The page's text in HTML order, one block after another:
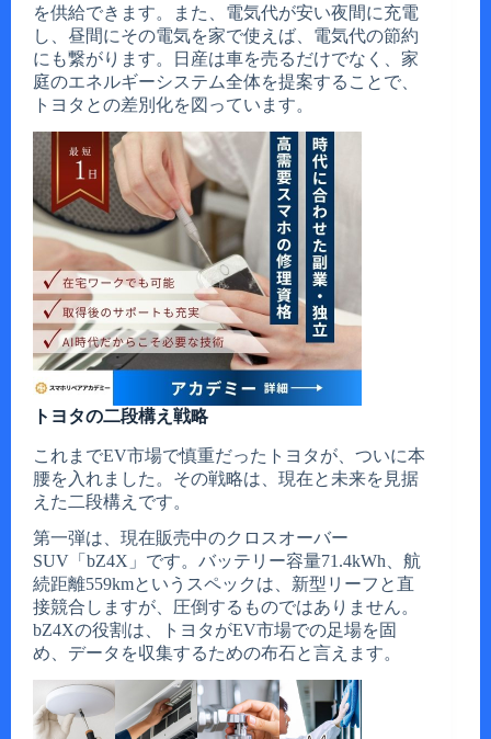
を供給できます。また、電気代が安い夜間に充電
し、昼間にその電気を家で使えば、電気代の節約
にも繋がります。日産は車を売るだけでなく、家
庭のエネルギーシステム全体を提案することで、
トヨタとの差別化を図っています。
トヨタの二段構え戦略
これまでEV市場で慎重だったトヨタが、ついに本
腰を入れました。その戦略は、現在と未来を見据
えた二段構えです。
第一弾は、現在販売中のクロスオーバー
SUV「bZ4X」です。バッテリー容量71.4kWh、航
続距離559kmというスペックは、新型リーフと直
接競合しますが、圧倒するものではありません。
bZ4Xの役割は、トヨタがEV市場での足場を固
め、データを収集するための布石と言えます。